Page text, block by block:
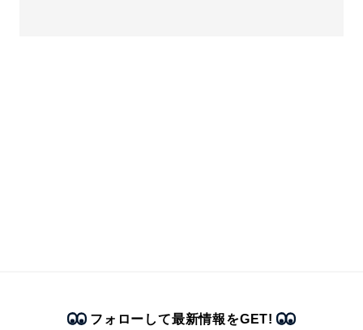
フォローして最新情報をGET!